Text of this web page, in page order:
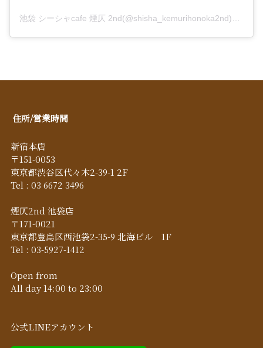
池袋 シーシャcafe 煙仄 2nd(@shisha_kemurihonoka2nd)がシェアした投稿
住所/営業時間
新宿本店
〒151-0053
東京都渋谷区代々木2-39-1 2F
Tel : 03 6672 3496
煙仄2nd 池袋店
〒171-0021
東京都豊島区西池袋2-35-9 北海ビル 1F
Tel : 03-5927-1412
Open from
All day 14:00 to 23:00
公式LINEアカウント